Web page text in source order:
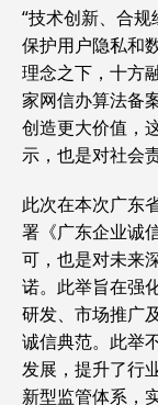
“技术创新、合
保护用户隐私和
理念之下，十方
家网信办算法备
创造更大价值，
示，也是对社会
此次在本次广东
署《广东企业诚
可，也是对未来
诺。此举旨在强
研发、市场推广
诚信典范。此举
发展，提升了行
新型监管体系，